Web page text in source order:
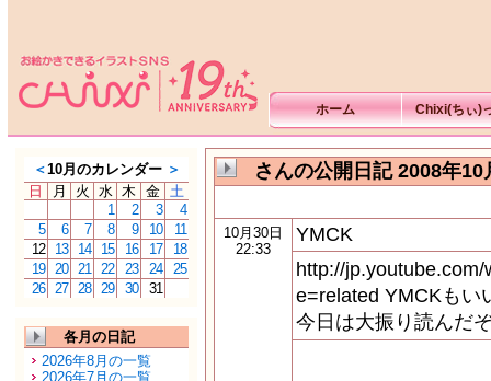
ホーム Chixi(ちぃ)
＜10月のカレンダー ＞
日
月 火 水 木 金 土
1
2 3
4
5
6 7 8 9 10
11
12
13 14 15 16 17
18
19 20 21 22 23 24
25
26 27 28 29 30 31
各月の日記
2026年8月の一覧
2026年7月の一覧
さんの公開日記 2008年10
10月30日
22:33
YMCK
http://
e=related YMCKもい
今日は大振り読んだ